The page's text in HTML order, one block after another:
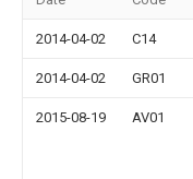
2014-04-02 C14
2014-04-02 GR01
2015-08-19 AV01